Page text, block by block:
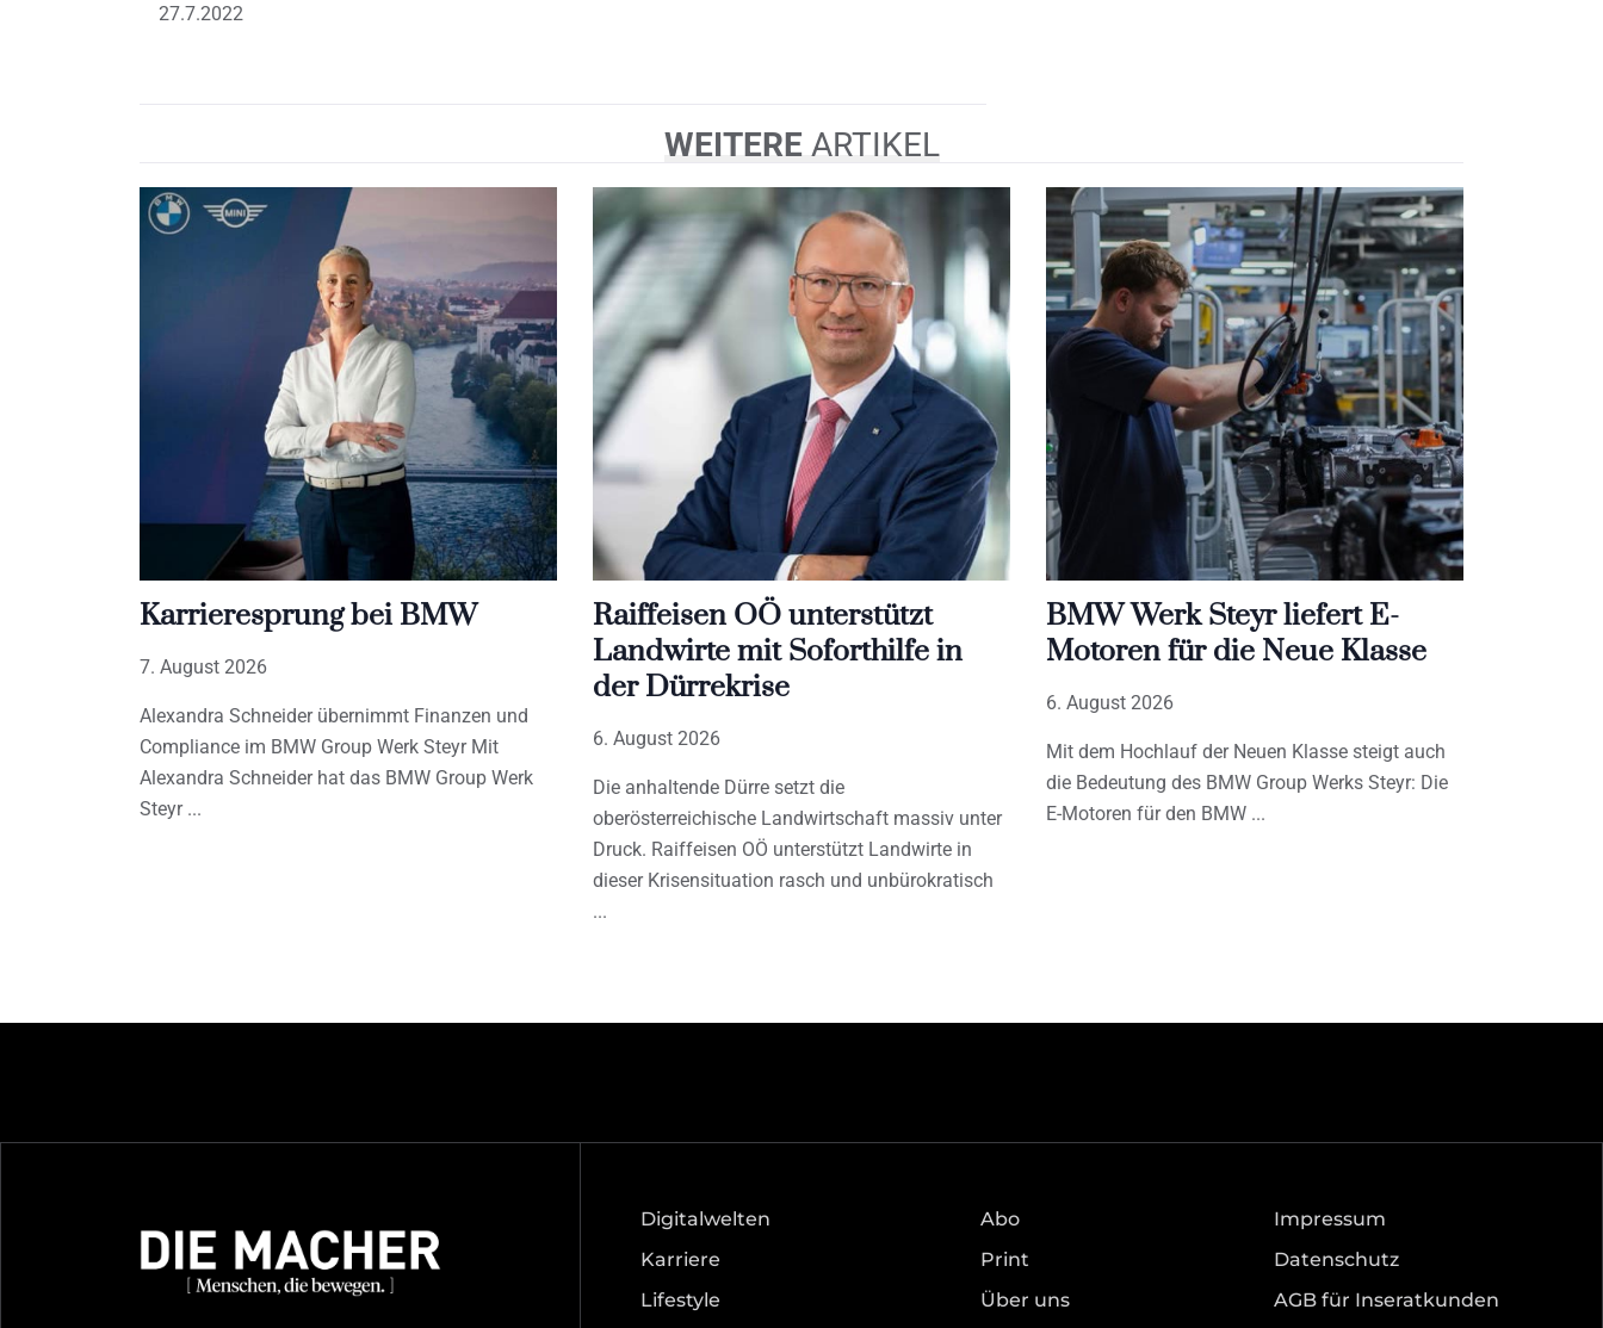
27.7.2022
WEITERE ARTIKEL
Karrieresprung bei BMW
7. August 2026
Alexandra Schneider übernimmt Finanzen und
Compliance im BMW Group Werk Steyr Mit
Alexandra Schneider hat das BMW Group Werk
Steyr
Raiffeisen OÖ unterstützt
Landwirte mit Soforthilfe in
der Dürrekrise
6. August 2026
Die anhaltende Dürre setzt die
oberösterreichische Landwirtschaft massiv unter
Druck. Raiffeisen OÖ unterstützt Landwirte in
dieser Krisensituation rasch und unbürokratisch
BMW Werk Steyr liefert E-
Motoren für die Neue Klasse
6. August 2026
Mit dem Hochlauf der Neuen Klasse steigt auch
die Bedeutung des BMW Group Werks Steyr: Die
E-Motoren für den BMW
Digitalwelten
Karriere
Lifestyle
Abo
Print
Über uns
Impressum
Datenschutz
AGB für Inseratkunden